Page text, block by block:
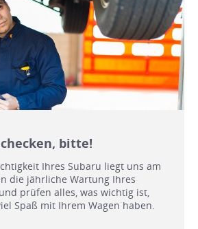
bitte!
Ihres Subaru liegt uns am
die jährliche Wartung Ihres
prüfen alles, was wichtig ist,
Spaß mit Ihrem Wagen haben.